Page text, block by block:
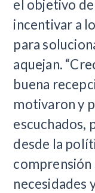
el objetivo
incentivar a
para
aquejan.
buena
motivaron y
escuchados,
desde la
comprensión
necesidades